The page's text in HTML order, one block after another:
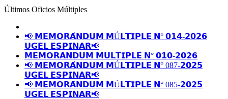
Últimos Oficios Múltiples
📢 𝗠𝗘𝗠𝗢𝗥𝗔́𝗡𝗗𝗨𝗠 𝗠Ú𝗟𝗧𝗜𝗣𝗟𝗘 𝗡° 𝟬𝟭𝟰-𝟮𝟬𝟮𝟲
𝗨𝗚𝗘𝗟 𝗘𝗦𝗣𝗜𝗡𝗔𝗥📢
𝗠𝗘𝗠𝗢𝗥𝗔𝗡𝗗𝗨𝗠 𝗠𝗨𝗟𝗧𝗜𝗣𝗟𝗘 𝗡° 𝟬𝟭𝟬-𝟮𝟬𝟮𝟲
📢 𝗠𝗘𝗠𝗢𝗥𝗔́𝗡𝗗𝗨𝗠 𝗠Ú𝗟𝗧𝗜𝗣𝗟𝗘 𝗡° 087-𝟮𝟬𝟮𝟱
𝗨𝗚𝗘𝗟 𝗘𝗦𝗣𝗜𝗡𝗔𝗥📢
📢 𝗠𝗘𝗠𝗢𝗥𝗔́𝗡𝗗𝗨𝗠 𝗠Ú𝗟𝗧𝗜𝗣𝗟𝗘 𝗡° 085-𝟮𝟬𝟮𝟱
𝗨𝗚𝗘𝗟 𝗘𝗦𝗣𝗜𝗡𝗔𝗥📢